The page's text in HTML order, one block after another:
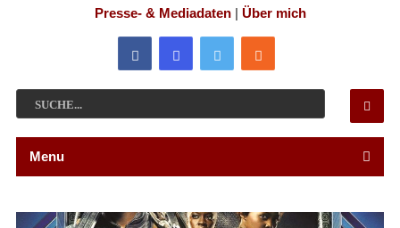
Presse- & Mediadaten| Über mich
Menu